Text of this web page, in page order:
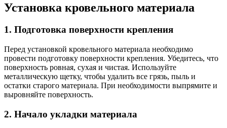
Установка кровельного материала
1. Подготовка поверхности крепления
Перед установкой кровельного материала необходимо
провести подготовку поверхности крепления. Убедитесь, что
поверхность ровная, сухая и чистая. Используйте
металлическую щетку, чтобы удалить все грязь, пыль и
остатки старого материала. При необходимости выпрямите и
выровняйте поверхность.
2. Начало укладки материала